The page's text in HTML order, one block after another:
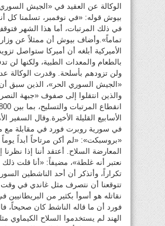
الوكالة عن العقيد في «الجيش
بيوش قوله: «في نوفمبر، تسلمنا كل
في ذلك المرتبات، أما هذا الشهر
تماماً».وأضاف بيوش أن ممثلاً عن
الأميركية أبلغه أن أميركا ستواصل
بالطعام والمعدات الطبية، ولكنها لن
ولن تزودهم بأسلحة. وقدرت الوكالة
«الجيش السوري الحر»، الذين سبق أن
والذين انتقلوا إلى صفوف «جبهة
الأسابيع القليلة الأخيرة.وقال السفير
في سورية روبرت فورد في مقابلة مع
«بروسبكت»: «لم أكن مرتاحاً أبداً يوماً
المعارضة السلاح. أعتقد أننا إذا
نعتبر أنه غلطة»، مضيفاً: «أنا قلت
تكراراً، وأتذكر أن أحد الناشطين
تتوقعنا أن نتصرف مثل غاندي في وقت
نقاتله هو أسوأ بكثير من البريطانيين
فورد أن ما قاله الناشط كان صحيحاً،
الهند لم يستخدموا السلاح الكيماوي